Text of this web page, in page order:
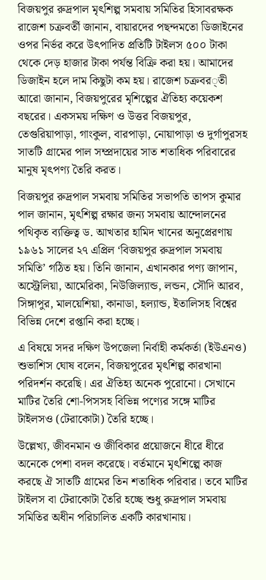
বিজয়পুর রুদ্রপাল মৃৎশিল্প সমবায় সমিতির হিসাবরক্ষক
রাজেশ চক্রবর্তী জানান, বায়ারদের পছন্দমতো ডিজাইনের
ওপর নির্ভর করে উৎপাদিত প্রতিটি টাইলস ৫০০ টাকা
থেকে দেড় হাজার টাকা পর্যন্ত বিক্রি করা হয়। আমাদের
ডিজাইন হলে দাম কিছুটা কম হয়। রাজেশ চক্রবর্তী
আরো জানান, বিজয়পুরের মৃশিল্পের ঐতিহ্য কয়েকশ
বছরের। একসময় দক্ষিণ ও উত্তর বিজয়পুর,
তেগুরিয়াপাড়া, গাংকুল, বারপাড়া, নোয়াপাড়া ও দুর্গাপুরসহ
সাতটি গ্রামের পাল সম্প্রদায়ের সাত শতাধিক পরিবারের
মানুষ মৃৎপণ্য তৈরি করত।
বিজয়পুর রুদ্রপাল সমবায় সমিতির সভাপতি তাপস কুমার
পাল জানান, মৃৎশিল্প রক্ষার জন্য সমবায় আন্দোলনের
পথিকৃত ব্যক্তিত্ব ড. আখতার হামিদ খানের অনুপ্রেরণায়
১৯৬১ সালের ২৭ এপ্রিল ‘বিজয়পুর রুদ্রপাল সমবায়
সমিতি’ গঠিত হয়। তিনি জানান, এখানকার পণ্য জাপান,
অস্ট্রেলিয়া, আমেরিকা, নিউজিল্যান্ড, লন্ডন, সৌদি আরব,
সিঙ্গাপুর, মালয়েশিয়া, কানাডা, হল্যান্ড, ইতালিসহ বিশ্বের
বিভিন্ন দেশে রপ্তানি করা হচ্ছে।
এ বিষয়ে সদর দক্ষিণ উপজেলা নির্বাহী কর্মকর্তা (ইউএনও)
শুভাশিস ঘোষ বলেন, বিজয়পুরের মৃৎশিল্প কারখানা
পরিদর্শন করেছি। এর ঐতিহ্য অনেক পুরোনো। সেখানে
মাটির তৈরি শো-পিসসহ বিভিন্ন পণ্যের সঙ্গে মাটির
টাইলসও (টেরাকোটা) তৈরি হচ্ছে।
উল্লেখ্য, জীবনমান ও জীবিকার প্রয়োজনে ধীরে ধীরে
অনেকে পেশা বদল করেছে। বর্তমানে মৃৎশিল্পে কাজ
করছে ঐ সাতটি গ্রামের তিন শতাধিক পরিবার। তবে মাটির
টাইলস বা টেরাকোটা তৈরি হচ্ছে শুধু রুদ্রপাল সমবায়
সমিতির অধীন পরিচালিত একটি কারখানায়।